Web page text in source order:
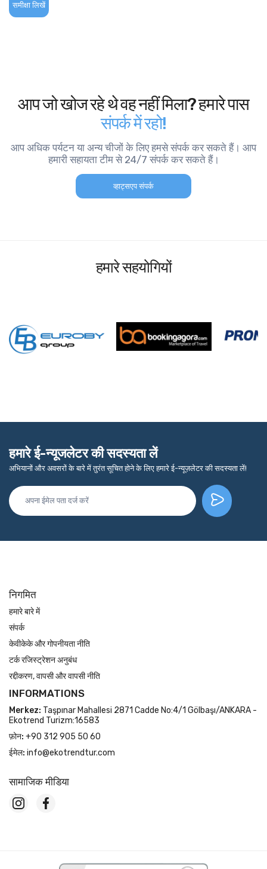
समीक्षा लिखें
आप जो खोज रहे थे वह नहीं मिला? हमारे पास
संपर्क में रहो!
आप अधिक पर्यटन या अन्य चीजों के लिए हमसे संपर्क कर सकते हैं। आप
हमारी सहायता टीम से 24/7 संपर्क कर सकते हैं।
व्हाट्सएप संपर्क
हमारे सहयोगियों
हमारे ई-न्यूजलेटर की सदस्यता लें
अभियानों और अवसरों के बारे में तुरंत सूचित होने के लिए हमारे ई-न्यूज़लेटर की सदस्यता लें!
निगमित
हमारे बारे में
संपर्क
केवीकेके और गोपनीयता नीति
टर्क रजिस्ट्रेशन अनुबंध
रद्दीकरण, वापसी और वापसी नीति
INFORMATIONS
Merkez: Taşpınar Mahallesi 2871 Cadde No:4/1 Gölbaşı/ANKARA -
Ekotrend Turizm:16583
फ़ोन: +90 312 905 50 60
ईमेल: info@ekotrendtur.com
सामाजिक मीडिया